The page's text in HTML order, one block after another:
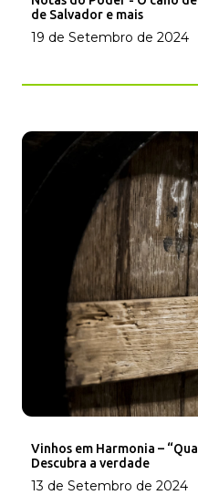
de Salvador e mais
19 de Setembro de 2024
Vinhos em Harmonia –
Descubra a verdade
13 de Setembro de 2024